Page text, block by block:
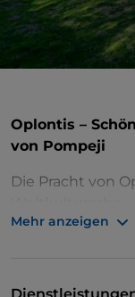
Oplontis –
von Pompeji
Die Pracht von
Mehr anzeigen